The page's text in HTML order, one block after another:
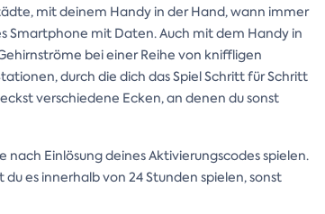
mit deinem Handy in der Hand, wann immer
Smartphone mit Daten. Auch mit dem Handy in
bei einer Reihe von kniffligen
durch die dich das Spiel Schritt für Schritt
verschiedene Ecken, an denen du sonst
Einlösung deines Aktivierungscodes spielen.
es innerhalb von 24 Stunden spielen, sonst